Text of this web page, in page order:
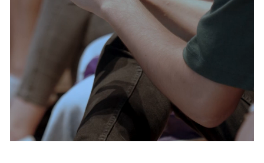
Servizi e accessibilità
Biglietti